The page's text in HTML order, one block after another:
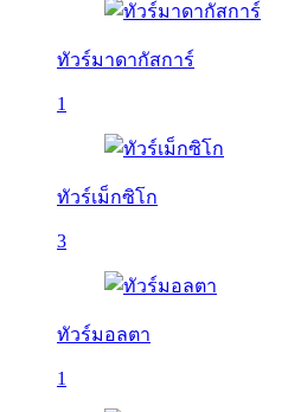
ทัวร์มาดากัสการ์
1
ทัวร์เม็กซิโก
3
ทัวร์มอลตา
1